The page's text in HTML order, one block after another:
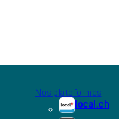
Nos plateformes
local.ch